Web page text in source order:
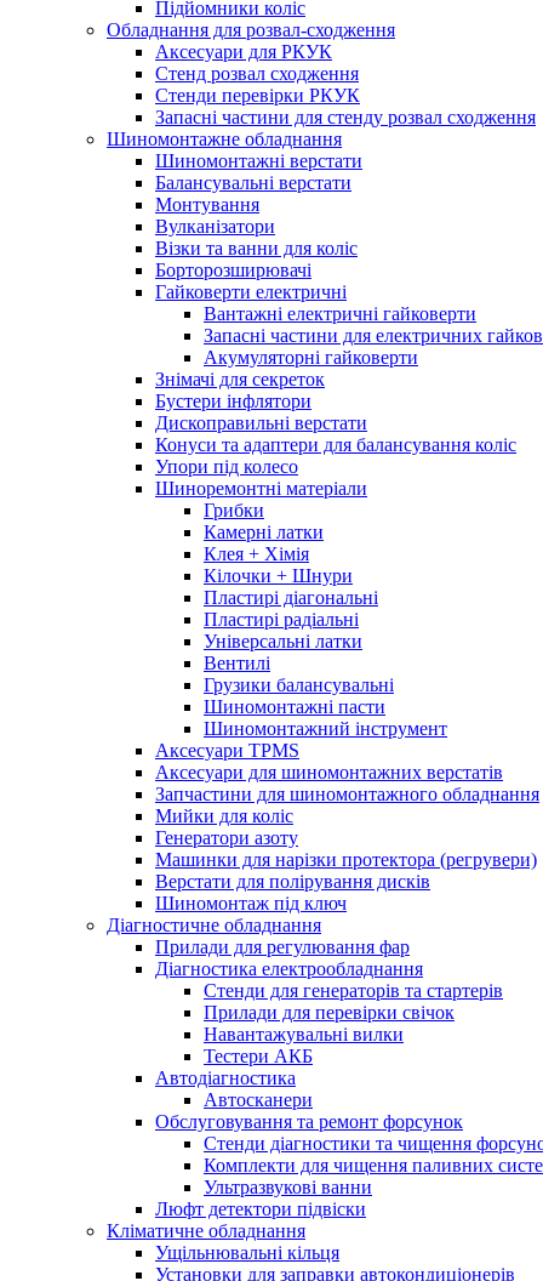
Підйомники коліс
Обладнання для розвал-сходження
Аксесуари для РКУК
Стенд розвал сходження
Стенди перевірки РКУК
Запасні частини для стенду розвал сходження
Шиномонтажне обладнання
Шиномонтажні верстати
Балансувальні верстати
Монтування
Вулканізатори
Візки та ванни для коліс
Борторозширювачі
Гайковерти електричні
Вантажні електричні гайковерти
Запасні частини для електричних
Акумуляторні гайковерти
Знімачі для секреток
Бустери інфлятори
Дископравильні верстати
Конуси та адаптери для балансування коліс
Упори під колесо
Шиноремонтні матеріали
Грибки
Камерні латки
Клея + Хімія
Кілочки + Шнури
Пластирі діагональні
Пластирі радіальні
Універсальні латки
Вентилі
Грузики балансувальні
Шиномонтажні пасти
Шиномонтажний інструмент
Аксесуари TPMS
Аксесуари для шиномонтажних верстатів
Запчастини для шиномонтажного обладнання
Мийки для коліс
Генератори азоту
Машинки для нарізки протектора (регрувери)
Верстати для полірування дисків
Шиномонтаж під ключ
Діагностичне обладнання
Прилади для регулювання фар
Діагностика електрообладнання
Стенди для генераторів та стартерів
Прилади для перевірки свічок
Навантажувальні вилки
Тестери АКБ
Автодіагностика
Автосканери
Обслуговування та ремонт форсунок
Стенди діагностики та чищення
Комплекти для чищення паливних
Ультразвукові ванни
Люфт детектори підвіски
Кліматичне обладнання
Ущільнювальні кільця
Установки для заправки автокондиціонерів